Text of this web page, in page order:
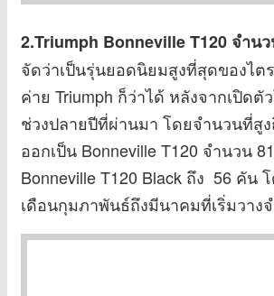
2.Triumph Bonneville T120จำน
จัดว่าเป็นรุ่นยอดนิยมสูงที่สุดของไต
ค่าย Triumph ก็ว่าได้ หลังจากเปิดตั
ช่วงปลายปีที่ผ่านมา โดยจำนวนที่สู
ออกเป็น Bonneville T120 จำนวน
Bonneville T120 Black ถึง 56 คัน
เดือนกุมภาพันธ์ถึงมีนาคมที่เริ่มวาง